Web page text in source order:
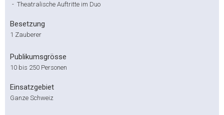
- Theatralische Auftritte im Duo
Besetzung
1 Zauberer
Publikumsgrösse
10 bis 250 Personen
Einsatzgebiet
Ganze Schweiz